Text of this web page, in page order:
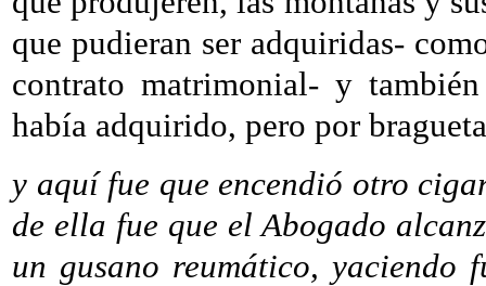
que pudieran ser adquiridas-
contrato matrimonial- y
había adquirido, pero por
y aquí fue que encendió otro
de ella fue que el Abogado
un gusano reumático,